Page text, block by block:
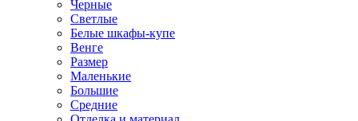
Черные
Светлые
Белые шкафы-купе
Венге
Размер
Маленькие
Большие
Средние